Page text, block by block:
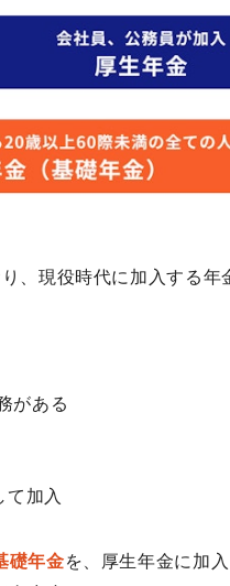
、現役時代に加入する年
がある
て加入
礎年金を、厚生年金に加